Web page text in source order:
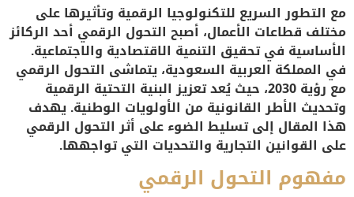
مع التطور السريع للتكنولوجيا الرقمية وتأثيرها على
مختلف قطاعات الأعمال، أصبح التحول الرقمي أحد الركائز
الأساسية في تحقيق التنمية الاقتصادية والاجتماعية.
في المملكة العربية السعودية، يتماشى التحول الرقمي
مع رؤية 2030، حيث يُعد تعزيز البنية التحتية الرقمية
وتحديث الأطر القانونية من الأولويات الوطنية. يهدف
هذا المقال إلى تسليط الضوء على أثر التحول الرقمي
على القوانين التجارية والتحديات التي تواجهها.
مفهوم التحول الرقمي